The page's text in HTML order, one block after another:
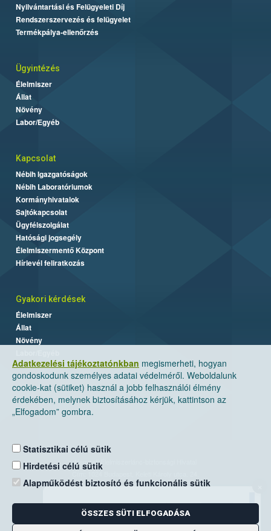
Adatkezelési tájékoztatónkban megismerheti, hogyan
gondoskodunk személyes adatai védelméről. Weboldalunk
cookie-kat (sütiket) használ a jobb felhasználói élmény
érdekében, melynek biztosításához kérjük, kattintson az
„Elfogadom” gombra.
Statisztikai célú sütik
Hirdetési célú sütik
Alapműködést biztosító és funkcionális sütik
ÖSSZES SÜTI ELFOGADÁSA
Nyilvántartási és Felügyeleti Díj
Rendszerszervezés és felügyelet
Termékpálya-ellenőrzés
Ügyintézés
Élelmiszer
Állat
Növény
Labor/Egyéb
Kapcsolat
Nébih Igazgatóságok
Nébih Laboratóriumok
Kormányhivatalok
Sajtókapcsolat
Ügyfélszolgálat
Hatósági jogsegély
Élelmiszermentő Központ
Hírlevél feliratkozás
Gyakori kérdések
Élelmiszer
Állat
Növény
Nemzeti Élelmiszerlánc-biztonsági Hivatal
Levelezési cím: 1525 Budapest. Pf. 30.
E-mail:ugyfelszolgalat@nebih.gov.hu